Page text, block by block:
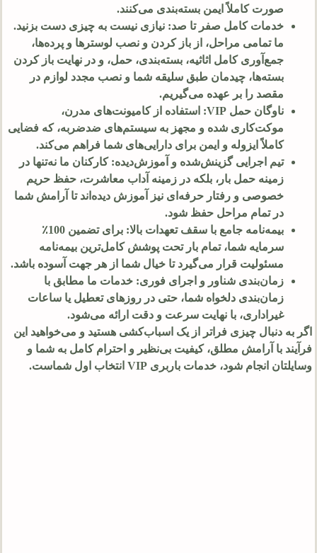
صورت کاملاً ایمن بسته‌بندی می‌کنند.
خدمات کامل صفر تا صد: نیازی نیست به چیزی دست بزنید.
ما تمامی مراحل، از باز کردن و نصب لوسترها و پرده‌ها،
جمع‌آوری کامل اثاثیه، بسته‌بندی، حمل، و در نهایت باز کردن
بسته‌ها، چیدمان طبق سلیقه شما و نصب مجدد لوازم در
مقصد را بر عهده می‌گیریم.
ناوگان حمل VIP: استفاده از کامیونت‌های مدرن،
موکت‌کاری شده و مجهز به سیستم‌های ضدضربه، که فضایی
کاملاً ایزوله و ایمن برای دارایی‌های شما فراهم می‌کند.
تیم اجرایی گزینش‌شده و آموزش‌دیده: کارکنان ما نه‌تنها در
زمینه حمل بار، بلکه در زمینه آداب معاشرت، حفظ حریم
خصوصی و رفتار حرفه‌ای نیز آموزش دیده‌اند تا آرامش شما
در تمام مراحل حفظ شود.
بیمه‌نامه جامع با سقف تعهدات بالا: برای تضمین 100٪
سرمایه شما، تمام بار تحت پوشش کامل‌ترین بیمه‌نامه
مسئولیت قرار می‌گیرد تا خیال شما از هر جهت آسوده باشد.
زمان‌بندی شناور و اجرای فوری: خدمات ما مطابق با
زمان‌بندی دلخواه شما، حتی در روزهای تعطیل یا ساعات
غیراداری، با نهایت سرعت و دقت ارائه می‌شود.
اگر به دنبال چیزی فراتر از یک اسباب‌کشی هستید و می‌خواهید این
فرآیند با آرامش مطلق، کیفیت بی‌نظیر و احترام کامل به شما و
وسایلتان انجام شود، خدمات باربری VIP انتخاب اول شماست.